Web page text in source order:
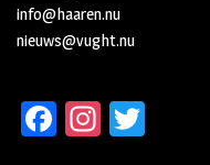
info@haaren.nu
nieuws@vught.nu
Fa In